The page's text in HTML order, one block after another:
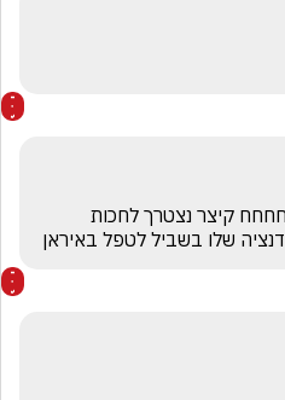
שלו בשביל לטפל באיראן